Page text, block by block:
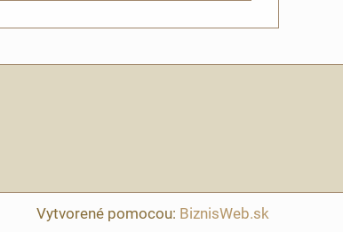
Vytvorené pomocou: BiznisWeb.sk